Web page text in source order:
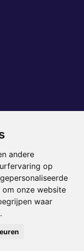
andere
op
onze website
waar